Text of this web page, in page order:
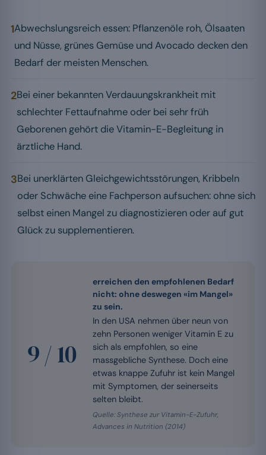
1Abwechslungsreich essen: Pflanzenöle roh, Ölsaaten
und Nüsse, grünes Gemüse und Avocado decken den
Bedarf der meisten Menschen.
2Bei einer bekannten Verdauungskrankheit mit
schlechter Fettaufnahme oder bei sehr früh
Geborenen gehört die Vitamin-E-Begleitung in
ärztliche Hand.
3Bei unerklärten Gleichgewichtsstörungen, Kribbeln
oder Schwäche eine Fachperson aufsuchen: ohne sich
selbst einen Mangel zu diagnostizieren oder auf gut
Glück zu supplementieren.
9 / 10
erreichen den empfohlenen Bedarf
nicht: ohne deswegen «im Mangel»
zu sein.
In den USA nehmen über neun von
zehn Personen weniger Vitamin E zu
sich als empfohlen, so eine
massgebliche Synthese. Doch eine
etwas knappe Zufuhr ist kein Mangel
mit Symptomen, der seinerseits
selten bleibt.
Quelle: Synthese zur Vitamin-E-Zufuhr,
Advances in Nutrition (2014)